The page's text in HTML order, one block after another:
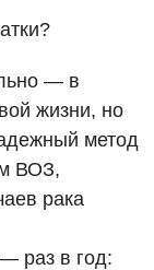
— в
жизни, но
метод
ВОЗ,
рака
раз в год: